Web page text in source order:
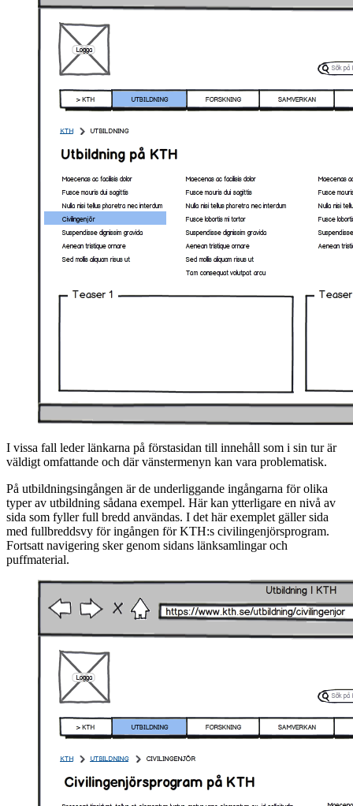
I vissa fall leder länkarna på förstasidan till innehåll som i sin tur är
väldigt omfattande och där vänstermenyn kan vara problematisk.
På utbildningsingången är de underliggande ingångarna för olika
typer av utbildning sådana exempel. Här kan ytterligare en nivå av
sida som fyller full bredd användas. I det här exemplet gäller sida
med fullbreddsvy för ingången för KTH:s civilingenjörsprogram.
Fortsatt navigering sker genom sidans länksamlingar och
puffmaterial.